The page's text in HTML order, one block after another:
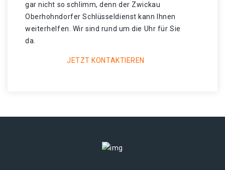
gar nicht so schlimm, denn der Zwickau
Oberhohndorfer Schlüsseldienst kann Ihnen
weiterhelfen. Wir sind rund um die Uhr für Sie
da.
JETZT KONTAKTIEREN